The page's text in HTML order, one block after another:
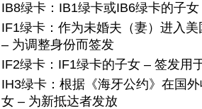
IB8绿卡：IB1绿卡或IB6绿卡的子
IF1绿卡：作为未婚夫（妻）进入
– 为调整身份而签发
IF2绿卡：IF1绿卡的子女 – 签发用
IH3绿卡：根据《海牙公约》在国
女 – 为新抵达者发放